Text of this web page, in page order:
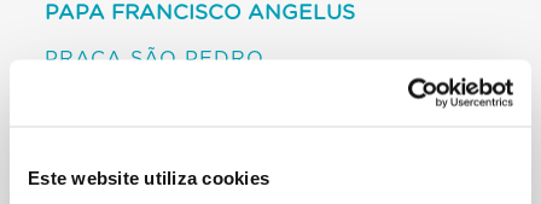
Este website utiliza cookies
PAPA FRANCISCO ANGELUS
PRAÇA SÃO PEDRO